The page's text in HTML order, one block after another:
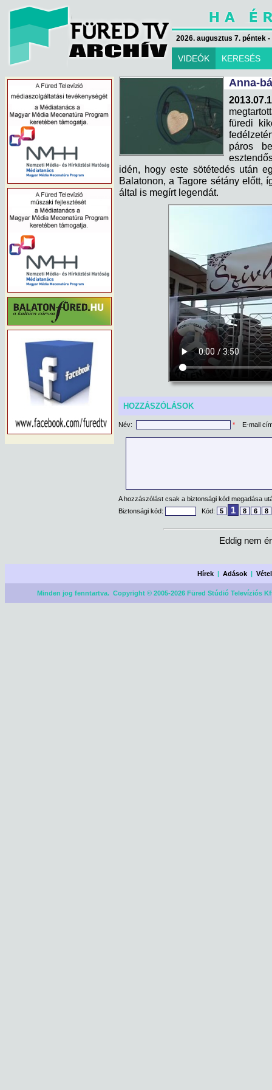
2026. augusztus 7. péntek
VIDEÓK KERESÉS
Anna-
füredi
páros
idén, hogy este sötétedés után
Balatonon, a Tagore sétány előtt,
által is megírt legendát.
HOZZÁSZÓLÁSOK
Név: * E-mail
A hozzászólást csak a biztonsági kód megadása
Biztonsági kód:
Kód: 5 1 8 6 8
Eddig nem
Hírek |Adások |
Minden jog fenntartva. Copyright © 2005-2026 Füred Stúdió Televíziós